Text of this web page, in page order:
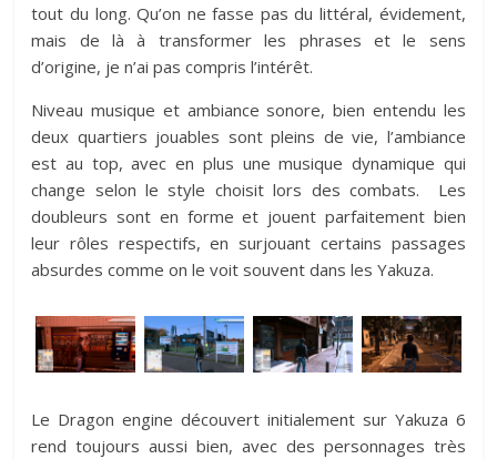
tout du long. Qu’on ne fasse pas du littéral, évidement,
mais de là à transformer les phrases et le sens
d’origine, je n’ai pas compris l’intérêt.
Niveau musique et ambiance sonore, bien entendu les
deux quartiers jouables sont pleins de vie, l’ambiance
est au top, avec en plus une musique dynamique qui
change selon le style choisit lors des combats. Les
doubleurs sont en forme et jouent parfaitement bien
leur rôles respectifs, en surjouant certains passages
absurdes comme on le voit souvent dans les Yakuza.
Le Dragon engine découvert initialement sur Yakuza 6
rend toujours aussi bien, avec des personnages très